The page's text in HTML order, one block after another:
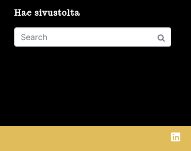
Hae sivustolta